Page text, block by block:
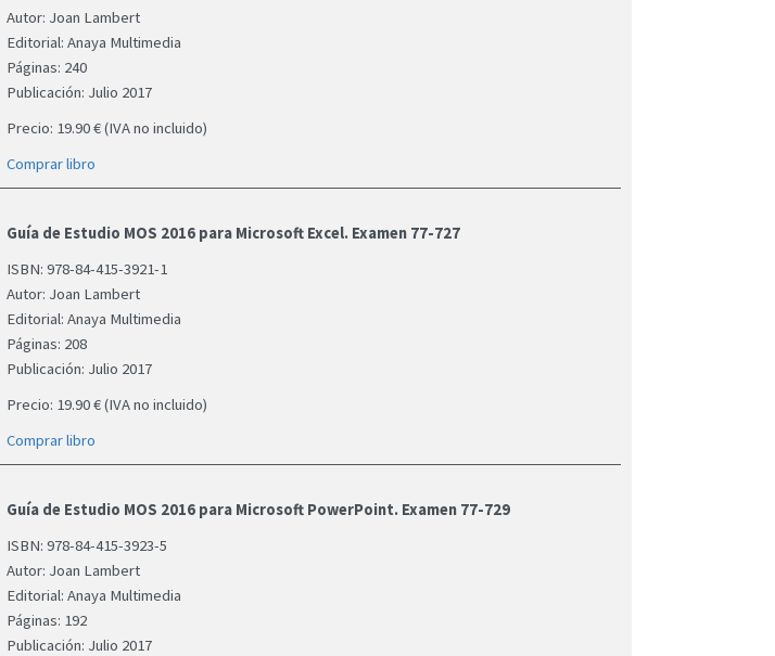
Autor: Joan Lambert
Editorial: Anaya Multimedia
Páginas: 240
Publicación: Julio 2017
Precio: 19.90 € (IVA no incluido)
Comprar libro
Guía de Estudio MOS 2016 para Microsoft Excel. Examen 77-727
ISBN: 978-84-415-3921-1
Autor: Joan Lambert
Editorial: Anaya Multimedia
Páginas: 208
Publicación: Julio 2017
Precio: 19.90 € (IVA no incluido)
Comprar libro
Guía de Estudio MOS 2016 para Microsoft PowerPoint. Examen 77-729
ISBN: 978-84-415-3923-5
Autor: Joan Lambert
Editorial: Anaya Multimedia
Páginas: 192
Publicación: Julio 2017